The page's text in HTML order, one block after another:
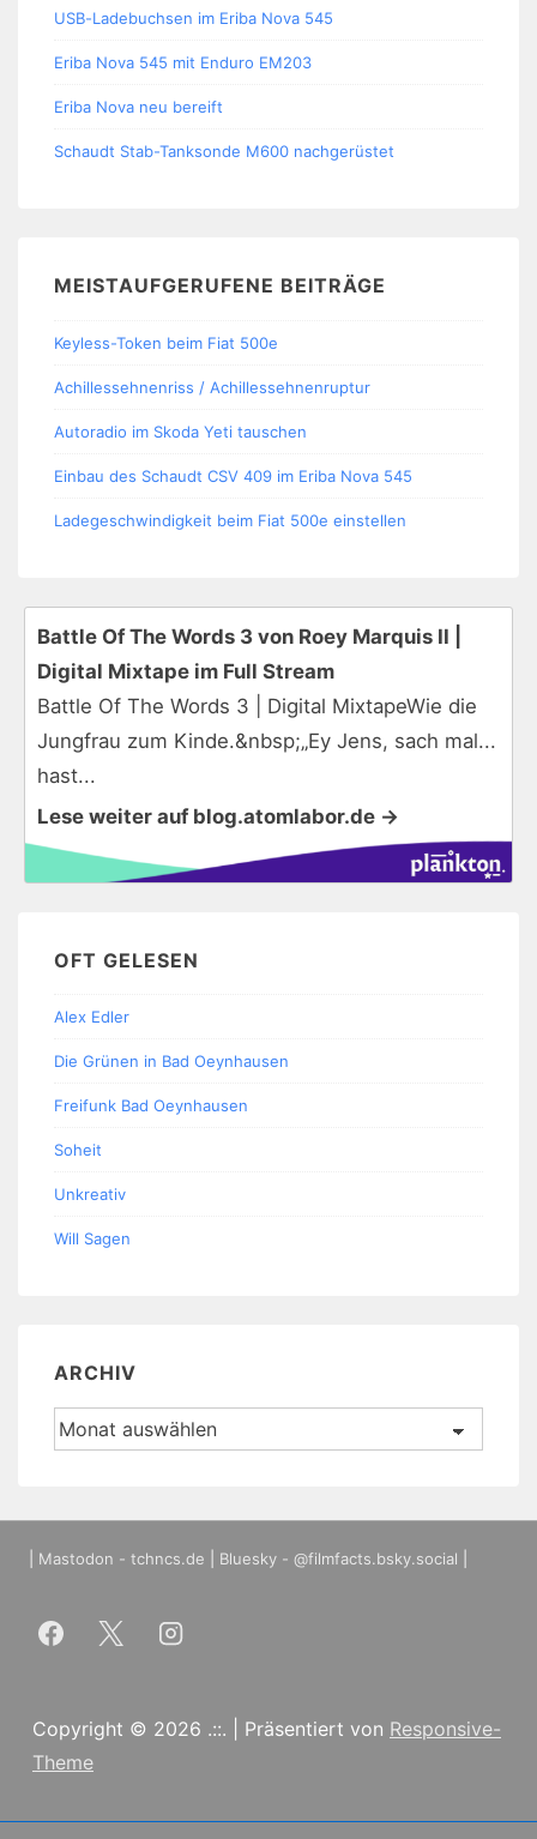
USB-Ladebuchsen im Eriba Nova 545
Eriba Nova 545 mit Enduro EM203
Eriba Nova neu bereift
Schaudt Stab-Tanksonde M600 nachgerüstet
MEISTAUFGERUFENE BEITRÄGE
Keyless-Token beim Fiat 500e
Achillessehnenriss / Achillessehnenruptur
Autoradio im Skoda Yeti tauschen
Einbau des Schaudt CSV 409 im Eriba Nova 545
Ladegeschwindigkeit beim Fiat 500e einstellen
Battle Of The Words 3 von Roey Marquis II |
Digital Mixtape im Full Stream
Battle Of The Words 3 | Digital MixtapeWie die
Jungfrau zum Kinde.&nbsp;„Ey Jens, sach mal...
hast...
Lese weiter auf blog.atomlabor.de →
OFT GELESEN
Alex Edler
Die Grünen in Bad Oeynhausen
Freifunk Bad Oeynhausen
Soheit
Unkreativ
Will Sagen
ARCHIV
Archiv
Mastodon - tchncs.de Bluesky - @filmfacts.bsky.social
Copyright © 2026 .::. | Präsentiert von Responsive-
Theme